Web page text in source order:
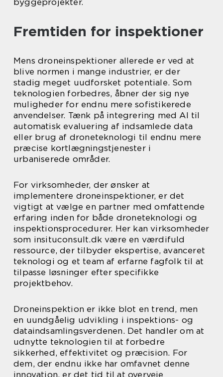
byggeprojekter.
Fremtiden for inspektioner
Mens droneinspektioner allerede er ved at
blive normen i mange industrier, er der
stadig meget uudforsket potentiale. Som
teknologien forbedres, åbner der sig nye
muligheder for endnu mere sofistikerede
anvendelser. Tænk på integrering med AI til
automatisk evaluering af indsamlede data
eller brug af droneteknologi til endnu mere
præcise kortlægningstjenester i
urbaniserede områder.
For virksomheder, der ønsker at
implementere droneinspektioner, er det
vigtigt at vælge en partner med omfattende
erfaring inden for både droneteknologi og
inspektionsprocedurer. Her kan virksomheder
som insituconsult.dk være en værdifuld
ressource, der tilbyder ekspertise, avanceret
teknologi og et team af erfarne fagfolk til at
tilpasse løsninger efter specifikke
projektbehov.
Droneinspektion er ikke blot en trend, men
en uundgåelig udvikling i inspektions- og
dataindsamlingsverdenen. Det handler om at
udnytte teknologien til at forbedre
sikkerhed, effektivitet og præcision. For
dem, der endnu ikke har omfavnet denne
innovation, er det tid til at overveje